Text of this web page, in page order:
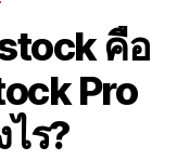
คือ
Pro
ร?